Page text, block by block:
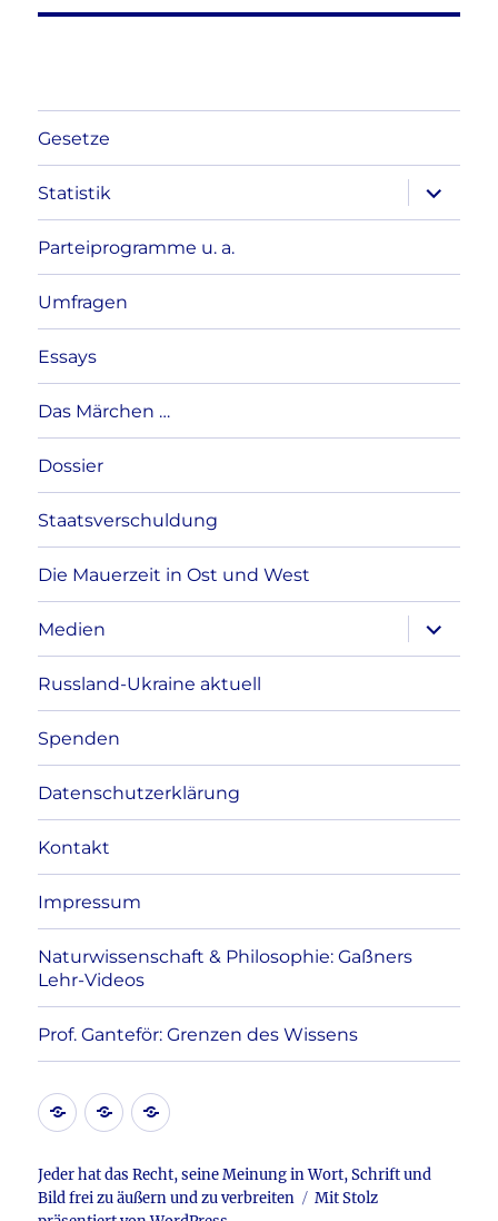
Gesetze
Statistik
anzeigen
Parteiprogramme u. a.
Umfragen
Essays
Das Märchen …
Dossier
Staatsverschuldung
Die Mauerzeit in Ost und West
Medien
anzeigen
Russland-Ukraine aktuell
Spenden
Datenschutzerklärung
Kontakt
Impressum
Naturwissenschaft & Philosophie: Gaßners
Lehr-Videos
Prof. Ganteför: Grenzen des Wissens
KontaktDatenschutzerklärung
Impressum
Jeder hat das Recht, seine Meinung in Wort, Schrift und
Bild frei zu äußern und zu verbreiten
Mit Stolz